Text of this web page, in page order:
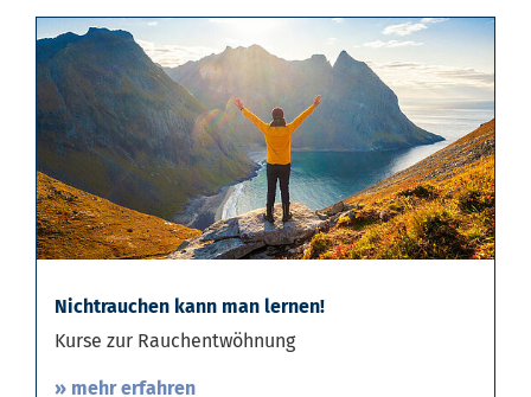
Nichtrauchen kann man lernen!
Kurse zur Rauchentwöhnung
» mehr erfahren